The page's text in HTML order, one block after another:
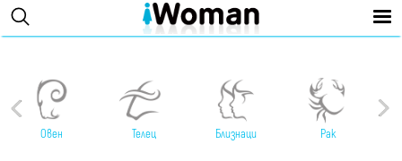
Овен Телец Близнаци Рак